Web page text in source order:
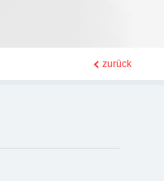
zurück